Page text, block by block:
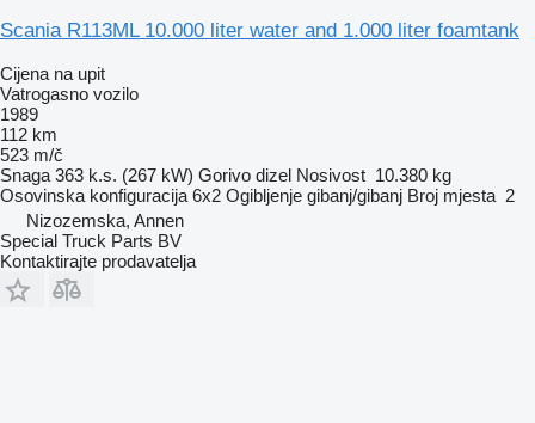
Scania R113ML 10.000 liter water and 1.000 liter foamtank
Cijena na upit
Vatrogasno vozilo
1989
112 km
523 m/č
Snaga 363 k.s. (267 kW) Gorivo dizel Nosivost 10.380 kg
Osovinska konfiguracija 6x2 Ogibljenje gibanj/gibanj Broj mjesta 2
Nizozemska, Annen
Special Truck Parts BV
Kontaktirajte prodavatelja